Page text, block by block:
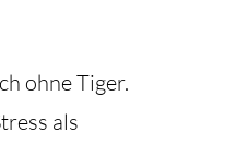
ohne Tiger.
als